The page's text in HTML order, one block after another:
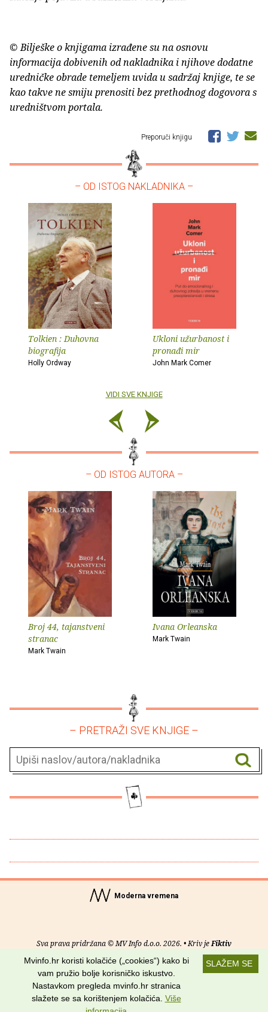
© Bilješke o knjigama izrađene su na osnovu
informacija dobivenih od nakladnika i njihove dodatne
uredničke obrade temeljem uvida u sadržaj knjige, te se
kao takve ne smiju prenositi bez prethodnog dogovora s
uredništvom portala.
Preporuči knjigu
– OD ISTOG NAKLADNIKA –
Tolkien : Duhovna
biografija
Holly Ordway
Ukloni užurbanost i
pronađi mir
John Mark Comer
VIDI SVE KNJIGE
– OD ISTOG AUTORA –
Broj 44, tajanstveni
stranac
Mark Twain
Ivana Orleanska
Mark Twain
– PRETRAŽI SVE KNJIGE –
Moderna vremena
Sva prava pridržana © MV Info d.o.o. 2026. • Kriv jeFiktiv
Uvjeti korištenja RSS kanali
Potraži nas na:
SLAŽEM SE
Mvinfo.hr koristi kolačiće („cookies“) kako bi
vam pružio bolje korisničko iskustvo.
Nastavkom pregleda mvinfo.hr stranica
slažete se sa korištenjem kolačića. Više